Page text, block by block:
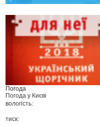
Погода
Погода у Києві
вологість:
тиск: